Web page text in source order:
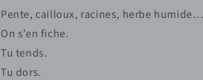
Pente, cailloux, racines, herbe humide…
On s’en fiche.
Tu tends.
Tu dors.